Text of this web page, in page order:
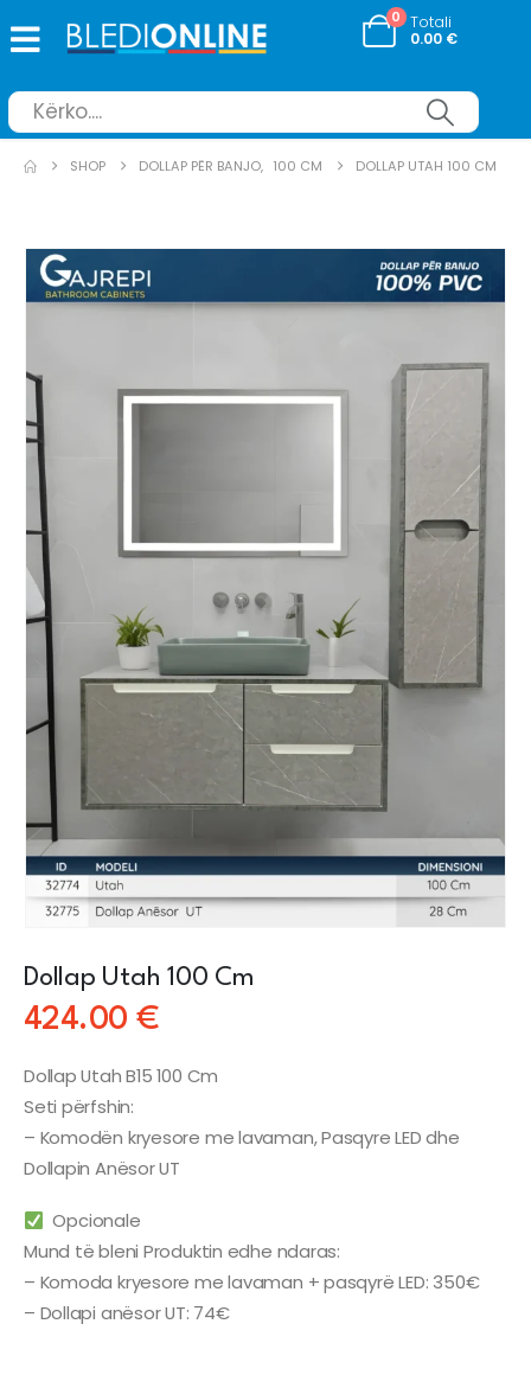
0 Totali
0.00 €
SHOP DOLLAP PËR BANJO, 100 CM DOLLAP UTAH 100 CM
Dollap Utah 100 Cm
424.00 €
Dollap Utah B15 100 Cm
Seti përfshin:
– Komodën kryesore me lavaman, Pasqyre LED dhe
Dollapin Anësor UT
Opcionale
Mund të bleni Produktin edhe ndaras:
– Komoda kryesore me lavaman + pasqyrë LED: 350€
– Dollapi anësor UT: 74€